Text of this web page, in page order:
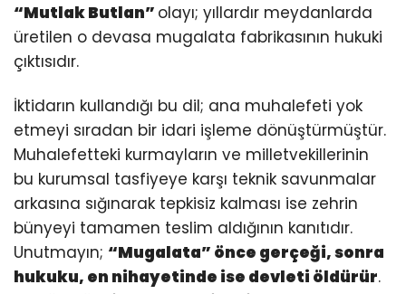
“Mutlak Butlan” olayı; yıllardır meydanlarda
üretilen o devasa mugalata fabrikasının hukuki
çıktısıdır.
İktidarın kullandığı bu dil; ana muhalefeti yok
etmeyi sıradan bir idari işleme dönüştürmüştür.
Muhalefetteki kurmayların ve milletvekillerinin
bu kurumsal tasfiyeye karşı teknik savunmalar
arkasına sığınarak tepkisiz kalması ise zehrin
bünyeyi tamamen teslim aldığının kanıtıdır.
Unutmayın; “Mugalata” önce gerçeği, sonra
hukuku, en nihayetinde ise devleti öldürür.